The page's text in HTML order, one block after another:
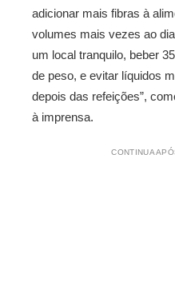
adicionar mais fibras à
volumes mais vezes ao
um local tranquilo, beber
de peso, e evitar líquidos
depois das refeições”,
à imprensa.
CONTINUA